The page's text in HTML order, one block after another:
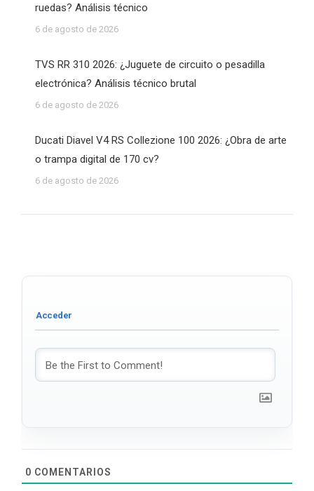
ruedas? Análisis técnico
6 de agosto de 2026
TVS RR 310 2026: ¿Juguete de circuito o pesadilla
electrónica? Análisis técnico brutal
6 de agosto de 2026
Ducati Diavel V4 RS Collezione 100 2026: ¿Obra de arte
o trampa digital de 170 cv?
6 de agosto de 2026
0 COMENTARIOS